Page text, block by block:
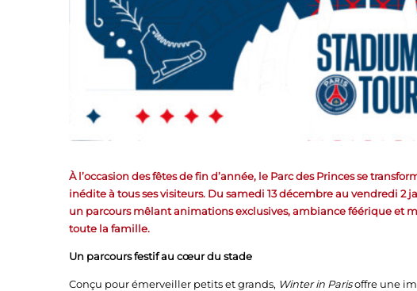
À l’occasion des fêtes de fin d’année, le Parc des Princes se
inédite à tous ses visiteurs. Du samedi 13 décembre au vendredi 2
un parcours mêlant animations exclusives, ambiance féérique et
toute la famille.
Un parcours festif au cœur du stade
Conçu pour émerveiller petits et grands, Winter in Parisoffre une